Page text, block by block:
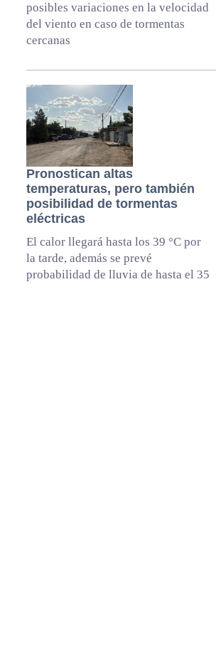
posibles variaciones en la velocidad
del viento en caso de tormentas
cercanas
Pronostican altas
temperaturas, pero también
posibilidad de tormentas
eléctricas
El calor llegará hasta los 39 °C por
la tarde, además se prevé
probabilidad de lluvia de hasta el 35